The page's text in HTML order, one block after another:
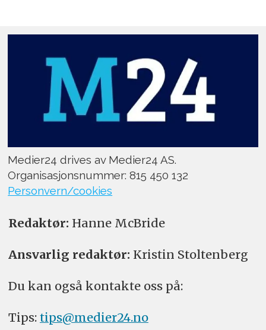
Medier24 drives av Medier24 AS.
Organisasjonsnummer: 815 450 132
Personvern/cookies
Redaktør: Hanne McBride
Ansvarlig redaktør: Kristin Stoltenberg
Du kan også kontakte oss på:
Tips: tips@medier24.no